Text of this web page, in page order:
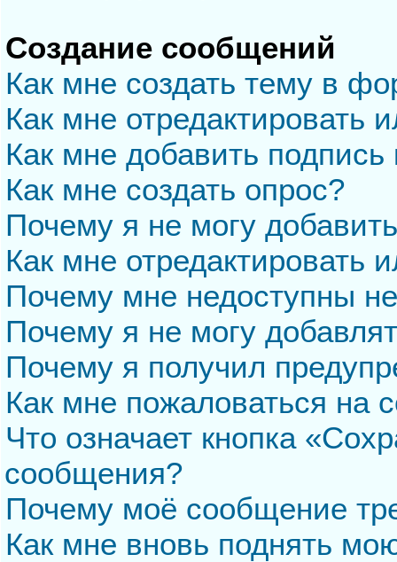
Создание сообщений
Как мне создать тему в
Как мне отредактировать
Как мне добавить
Как мне создать опрос?
Почему я не могу
Как мне отредактировать
Почему мне недоступны
Почему я не могу
Почему я получил
Как мне пожаловаться на
Что означает кнопка
сообщения?
Почему моё сообщение
Как мне вновь поднять